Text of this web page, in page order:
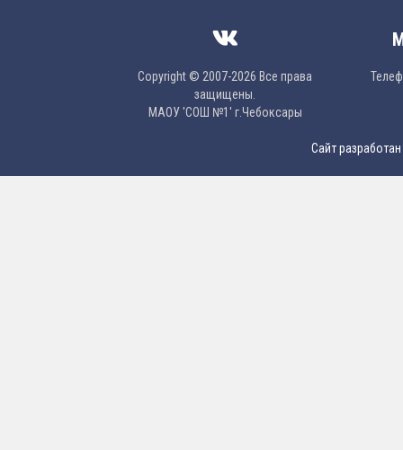
Copyright © 2007-2026 Все права
защищены.
МAОУ 'CОШ №1' г.Чебоксары
Сайт